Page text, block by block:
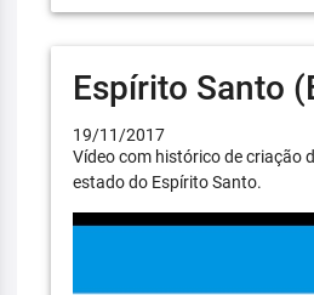
Espírito Santo
19/11/2017
Vídeo com histórico de criação
estado do Espírito Santo.